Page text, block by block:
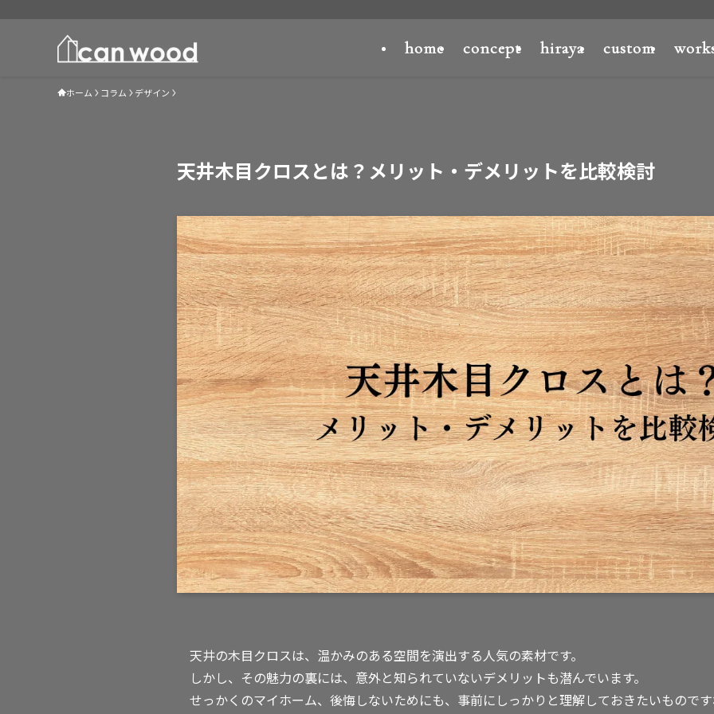
home concept hiraya custom
ホーム コラム デザイン
天井木目クロスとは？メリット・デメリットを比較検討
天井の木目クロスは、温かみのある空間を演出する人気の素材です。
しかし、その魅力の裏には、意外と知られていないデメリットも潜んでいます。
せっかくのマイホーム、後悔しないためにも、事前にしっかりと理解しておきたいもので